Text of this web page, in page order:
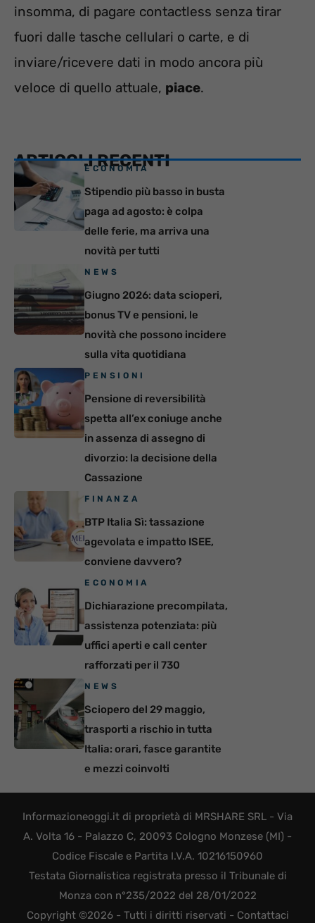
insomma, di pagare contactless senza tirar
fuori dalle tasche cellulari o carte, e di
inviare/ricevere dati in modo ancora più
veloce di quello attuale, piace.
ARTICOLI RECENTI
ECONOMIA
Stipendio più basso in busta
paga ad agosto: è colpa
delle ferie, ma arriva una
novità per tutti
NEWS
Giugno 2026: data scioperi,
bonus TV e pensioni, le
novità che possono incidere
sulla vita quotidiana
PENSIONI
Pensione di reversibilità
spetta all’ex coniuge anche
in assenza di assegno di
divorzio: la decisione della
Cassazione
FINANZA
BTP Italia Sì: tassazione
agevolata e impatto ISEE,
conviene davvero?
ECONOMIA
Dichiarazione precompilata,
assistenza potenziata: più
uffici aperti e call center
rafforzati per il 730
NEWS
Sciopero del 29 maggio,
trasporti a rischio in tutta
Italia: orari, fasce garantite
e mezzi coinvolti
Informazioneoggi.it di proprietà di MRSHARE SRL - Via
A. Volta 16 - Palazzo C, 20093 Cologno Monzese (MI) -
Codice Fiscale e Partita I.V.A. 10216150960
Testata Giornalistica registrata presso il Tribunale di
Monza con n°235/2022 del 28/01/2022
Copyright ©2026 - Tutti i diritti riservati - Contattaci